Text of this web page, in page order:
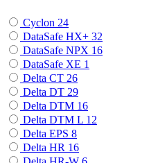
Cyclon 24
DataSafe HX+ 32
DataSafe NPX 16
DataSafe XE 1
Delta CT 26
Delta DT 29
Delta DTM 16
Delta DTM L 12
Delta EPS 8
Delta HR 16